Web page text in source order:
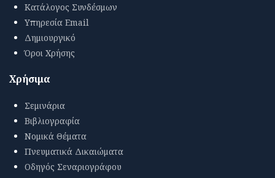
Κατάλογος Συνδέσμων
Υπηρεσία Email
Δημιουργικό
Όροι Χρήσης
Χρήσιμα
Σεμινάρια
Βιβλιογραφία
Νομικά Θέματα
Πνευματικά Δικαιώματα
Οδηγός Σεναριογράφου